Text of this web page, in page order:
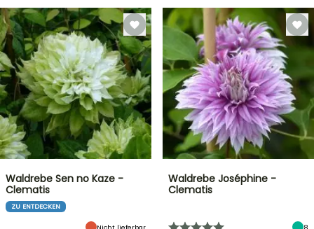
Waldrebe Sen no Kaze -
Clematis
ZU ENTDECKEN
Nicht lieferbar
Waldrebe Joséphine -
Clematis
8